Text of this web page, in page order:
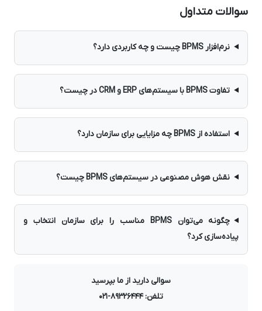
سوالات متداول
نرم‌افزار BPMS چیست و چه کاربردی دارد؟
تفاوت BPMS با سیستم‌های ERP و CRM در چیست؟
استفاده از BPMS چه مزایایی برای سازمان دارد؟
نقش هوش مصنوعی در سیستم‌های BPMS چیست؟
چگونه می‌توان BPMS مناسب را برای سازمان انتخاب و
پیاده‌سازی کرد؟
سوالی دارید از ما بپرسید
تلفن: 89326444-021